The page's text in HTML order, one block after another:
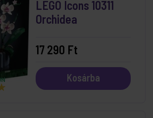
LEGO Icons 10311
Orchidea
17 290 Ft
Kosárba